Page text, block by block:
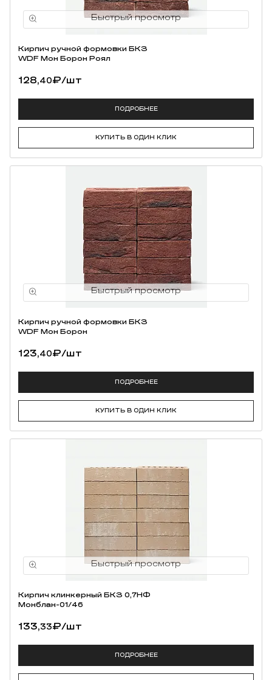
Кирпич ручной формовки БКЗ
WDF Мон Борон Роял
128,40₽/шт
ПОДРОБНЕЕ
КУПИТЬ В ОДИН КЛИК
Кирпич ручной формовки БКЗ
WDF Мон Борон
123,40₽/шт
ПОДРОБНЕЕ
КУПИТЬ В ОДИН КЛИК
Кирпич клинкерный БКЗ 0,7НФ
Монблан-01/46
133,33₽/шт
ПОДРОБНЕЕ